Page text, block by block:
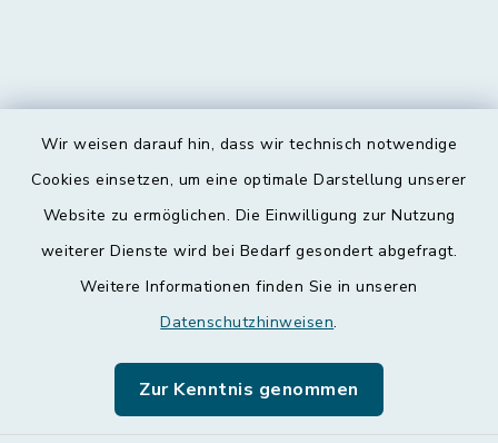
Wir weisen darauf hin, dass wir technisch notwendige
Cookies einsetzen, um eine optimale Darstellung unserer
Website zu ermöglichen. Die Einwilligung zur Nutzung
weiterer Dienste wird bei Bedarf gesondert abgefragt.
Weitere Informationen finden Sie in unseren
Datenschutzhinweisen.
Zur Kenntnis genommen
Kontakt
Datenschutz
Leichte Sprache